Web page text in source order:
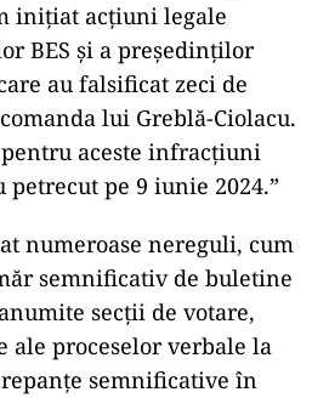
inițiat acțiuni legale
BES și a președinților
au falsificat zeci de
lui Greblă-Ciolacu.
aceste infracțiuni
petrecut pe 9 iunie 2024.”
numeroase nereguli, cum
semnificativ de buletine
secții de votare,
ale proceselor verbale la
semnificative în